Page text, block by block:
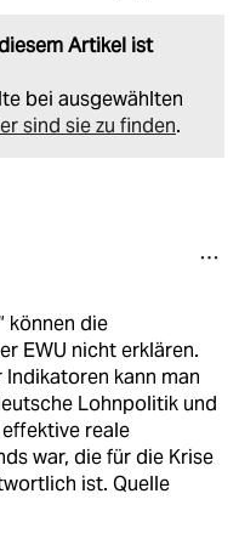
Artikel ist
bei ausgewählten
sind sie zu finden.
können die
EWU nicht erklären.
kann man
Lohnpolitik und
reale
war, die für die Krise
ist. Quelle